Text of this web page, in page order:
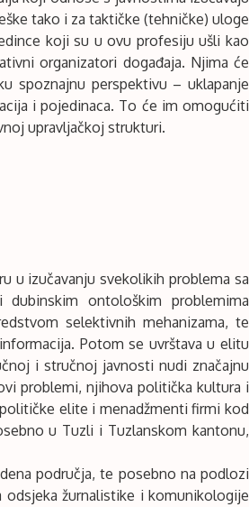
tako i za taktičke (tehničke) uloge
koji su u ovu profesiju ušli kao
organizatori događaja. Njima će
spoznajnu perspektivu – uklapanje
i pojedinaca. To će im omogućiti
upravljačkoj strukturi.
u izučavanju svekolikih problema sa
ontološkim problemima
selektivnih mehanizama, te
Potom se uvrštava u elitu
i stručnoj javnosti nudi značajnu
problemi, njihova politička kultura i
elite i menadžmenti firmi kod
u Tuzli i Tuzlanskom kantonu,
područja, te posebno na podlozi
žurnalistike i komunikologije